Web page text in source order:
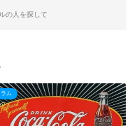
の人を探して
ラム